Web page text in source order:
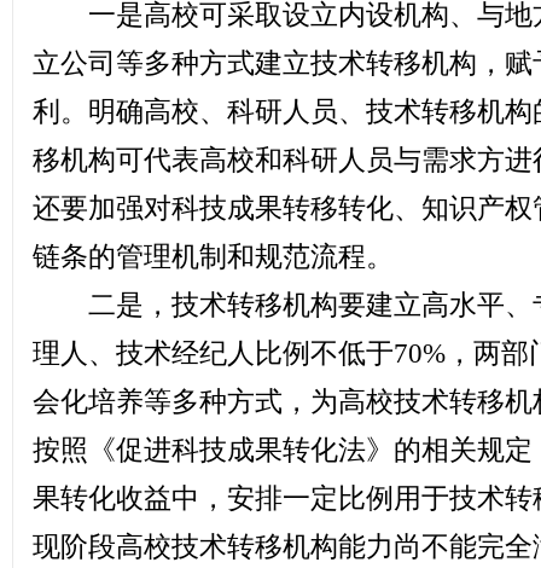
一是高校可采取设立内设机构、与地
立公司等多种方式建立技术转移机构，
利。明确高校、科研人员、技术转移机
移机构可代表高校和科研人员与需求方
还要加强对科技成果转移转化、知识产
链条的管理机制和规范流程。
二是，技术转移机构要建立高水平、
理人、技术经纪人比例不低于70%，两
会化培养等多种方式，为高校技术转移
按照《促进科技成果转化法》的相关规
果转化收益中，安排一定比例用于技术
现阶段高校技术转移机构能力尚不能完